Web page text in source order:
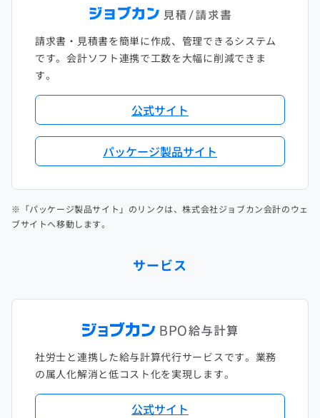
請求書・見積書を簡単に作成、管理できるシステム
です。会計ソフト連携で工数を大幅に削減できま
す。
公式サイト
パッケージ製品サイト
※「パッケージ製品サイト」のリンクは、株式会社ジョブカン会計のウェ
ブサイトへ移動します。
サービス
社労士と連携した給与計算代行サービスです。業務
の属人化解消と低コスト化を実現します。
公式サイト